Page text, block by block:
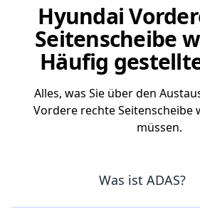
Hyundai
Seitenscheibe
Häufig
Alles, was Sie über den
Vordere rechte Seitenscheibe
müssen.
Was ist ADAS?